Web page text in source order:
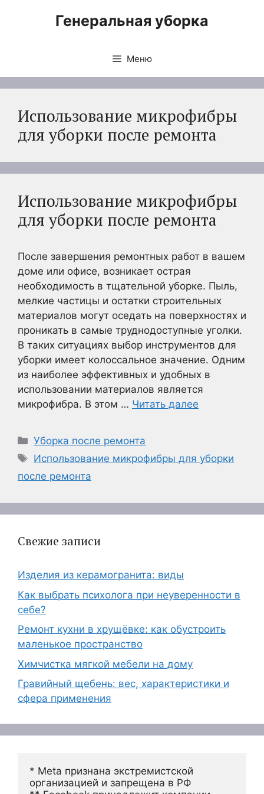
Генеральная уборка
Меню
Использование микрофибры
для уборки после ремонта
Использование микрофибры
для уборки после ремонта
После завершения ремонтных работ в вашем
доме или офисе, возникает острая
необходимость в тщательной уборке. Пыль,
мелкие частицы и остатки строительных
материалов могут оседать на поверхностях и
проникать в самые труднодоступные уголки.
В таких ситуациях выбор инструментов для
уборки имеет колоссальное значение. Одним
из наиболее эффективных и удобных в
использовании материалов является
микрофибра. В этом … Читать далее
Рубрики
Уборка после ремонта
Метки
Использование микрофибры для уборки
после ремонта
Свежие записи
Изделия из керамогранита: виды
Как выбрать психолога при неуверенности в
себе?
Ремонт кухни в хрущёвке: как обустроить
маленькое пространство
Химчистка мягкой мебели на дому
Гравийный щебень: вес, характеристики и
сфера применения
* Meta признана экстремистской
организацией и запрещена в РФ